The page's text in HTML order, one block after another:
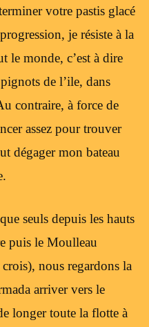
votre pastis glacé
je résiste à la
le monde, c’est à dire
de l’ile, dans
contraire, à force de
assez pour trouver
dégager mon bateau
seuls depuis les hauts
puis le Moulleau
nous regardons la
arriver vers le
longer toute la flotte à